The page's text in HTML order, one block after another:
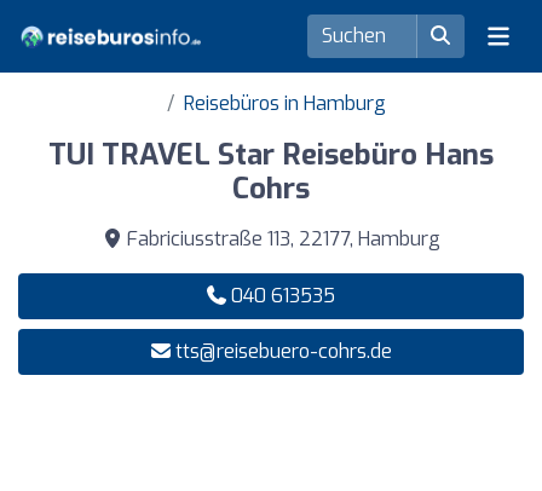
Reisebüros in Hamburg
TUI TRAVEL Star Reisebüro Hans
Cohrs
Fabriciusstraße 113, 22177, Hamburg
040 613535
tts@reisebuero-cohrs.de